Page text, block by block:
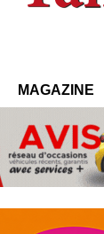
MAGAZINE